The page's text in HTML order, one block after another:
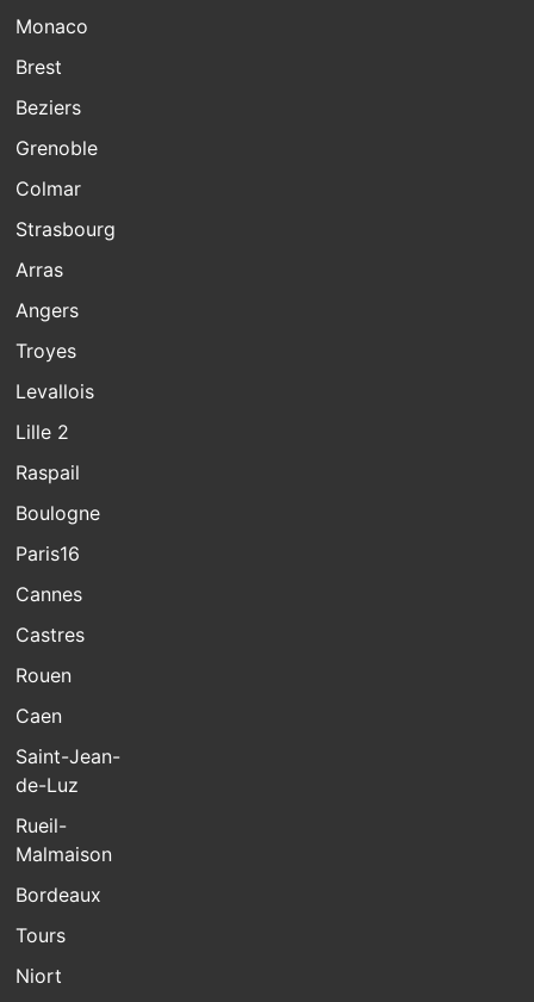
Monaco
Brest
Beziers
Grenoble
Colmar
Strasbourg
Arras
Angers
Troyes
Levallois
Lille 2
Raspail
Boulogne
Paris16
Cannes
Castres
Rouen
Caen
Saint-Jean-
de-Luz
Rueil-
Malmaison
Bordeaux
Tours
Niort